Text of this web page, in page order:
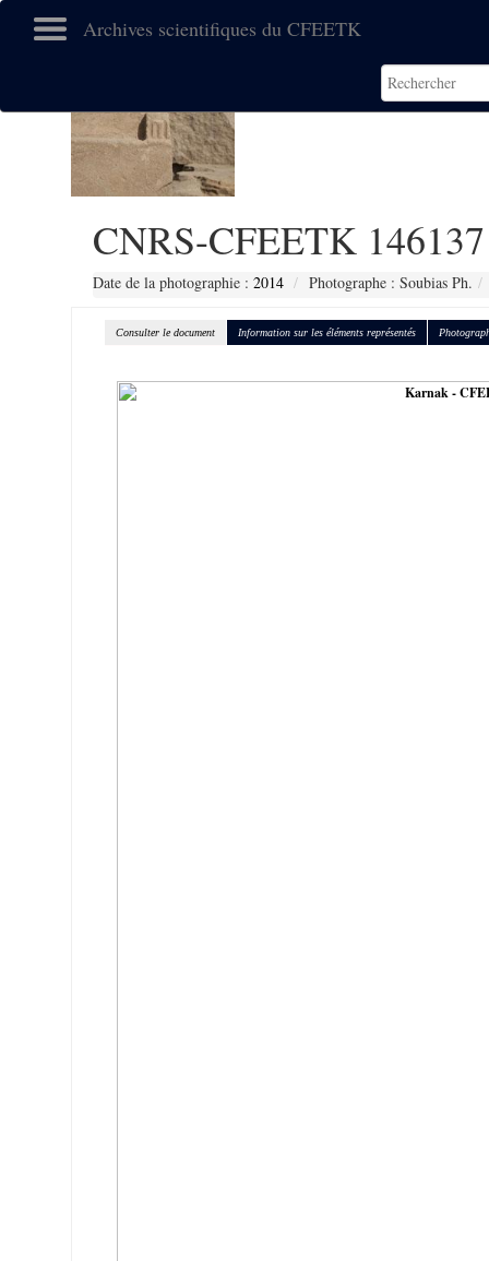
Archives scientifiques du CFEETK
CNRS-CFEETK 146137
Date de la photographie : 2014 Photographe : Soubias Ph.
Consulter le document Information sur les éléments représentés